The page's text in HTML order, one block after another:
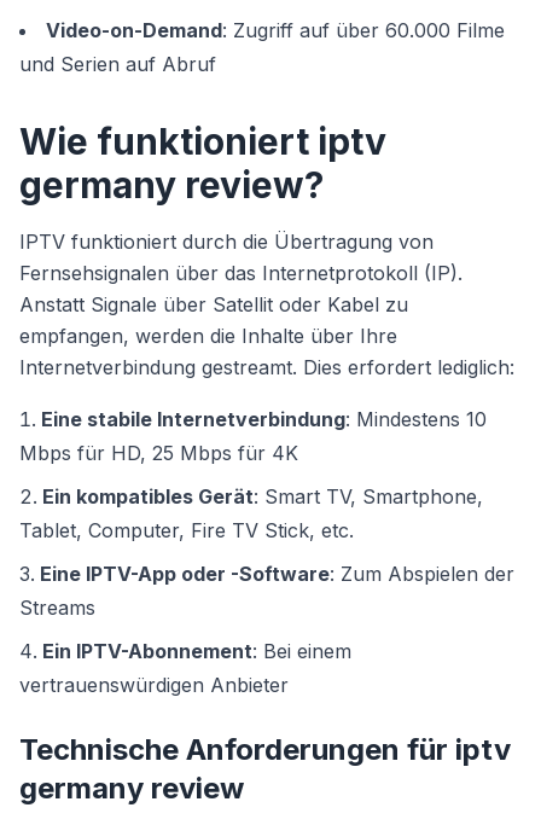
Video-on-Demand: Zugriff auf über 60.000 Filme
und Serien auf Abruf
Wie funktioniert iptv
germany review?
IPTV funktioniert durch die Übertragung von
Fernsehsignalen über das Internetprotokoll (IP).
Anstatt Signale über Satellit oder Kabel zu
empfangen, werden die Inhalte über Ihre
Internetverbindung gestreamt. Dies erfordert lediglich:
Eine stabile Internetverbindung: Mindestens 10
Mbps für HD, 25 Mbps für 4K
Ein kompatibles Gerät: Smart TV, Smartphone,
Tablet, Computer, Fire TV Stick, etc.
Eine IPTV-App oder -Software: Zum Abspielen der
Streams
Ein IPTV-Abonnement: Bei einem
vertrauenswürdigen Anbieter
Technische Anforderungen für iptv
germany review